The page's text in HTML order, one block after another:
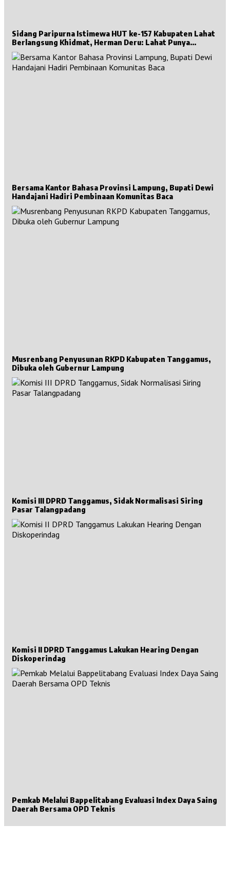
Sidang Paripurna Istimewa HUT ke-157 Kabupaten Lahat
Berlangsung Khidmat, Herman Deru: Lahat Punya
Sejarah Besar untuk Sumsel
Bersama Kantor Bahasa Provinsi Lampung, Bupati Dewi
Handajani Hadiri Pembinaan Komunitas Baca
Musrenbang Penyusunan RKPD Kabupaten Tanggamus,
Dibuka oleh Gubernur Lampung
Komisi III DPRD Tanggamus, Sidak Normalisasi Siring
Pasar Talangpadang
Komisi II DPRD Tanggamus Lakukan Hearing Dengan
Diskoperindag
Pemkab Melalui Bappelitabang Evaluasi Index Daya Saing
Daerah Bersama OPD Teknis